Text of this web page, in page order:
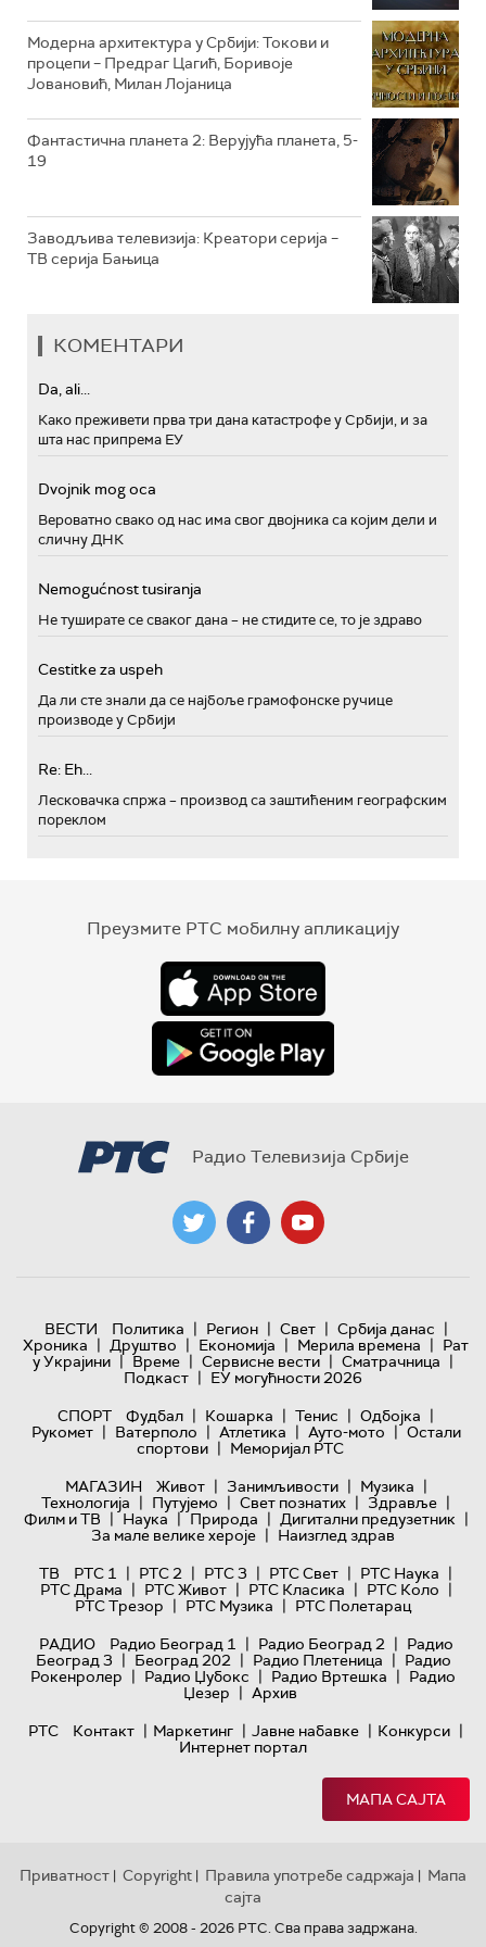
Модерна архитектура у Србији: Токови и
процепи – Предраг Цагић, Боривоје
Јовановић, Милан Лојаница
Фантастична планета 2: Верујућа планета, 5-
19
Заводљива телевизија: Креатори серија –
ТВ серија Бањица
КОМЕНТАРИ
Da, ali...
Како преживети прва три дана катастрофе у Србији, и за
шта нас припрема ЕУ
Dvojnik mog oca
Вероватно свако од нас има свог двојника са којим дели и
сличну ДНК
Nemogućnost tusiranja
Не туширате се сваког дана – не стидите се, то је здраво
Cestitke za uspeh
Да ли сте знали да се најбоље грамофонске ручице
производе у Србији
Re: Eh...
Лесковачка спржа – производ са заштићеним географским
пореклом
Преузмите РТС мобилну апликацију
Радио Телевизија Србије
ВЕСТИ Политика | Регион | Свет | Србија данас |
Хроника | Друштво | Економија | Мерила времена | Рат
у Украјини | Време | Сервисне вести | Сматрачница |
Подкаст | ЕУ могућности 2026
СПОРТ
Фудбал | Кошарка | Тенис | Одбојка |
Рукомет | Ватерполо | Атлетика | Ауто-мото | Остали
спортови | Меморијал РТС
МАГАЗИН
Живот | Занимљивости | Музика |
Технологијa | Путујемо | Свет познатих | Здравље |
Филм и ТВ | Наука | Природа | Дигитални предузетник |
За мале велике хероје | Наизглед здрав
ТВ
РТС 1 | РТС 2 | РТС 3 | РТС Свет | РТС Наука |
РТС Драма | РТС Живот | РТС Класика | РТС Коло |
РТС Трезор | РТС Музика | РТС Полетарац
РАДИО
Радио Београд 1 | Радио Београд 2 | Радио
Београд 3 | Београд 202 | Радио Плетеница | Радио
Рокенролер | Радио Џубокс | Радио Вртешка | Радио
Џезер | Архив
РТС
Контакт | Маркетинг | Јавне набавке | Конкурси |
Интернет портал
МАПА САЈТА
Приватност | Copyright | Правила употребе садржаја | Мапа
сајта
Copyright © 2008 - 2026 РТС. Сва права задржана.